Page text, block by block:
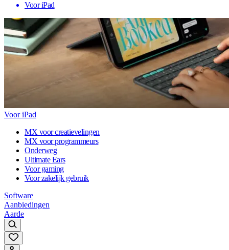
Voor iPad
Voor iPad
MX voor creatievelingen
MX voor programmeurs
Onderweg
Ultimate Ears
Voor gaming
Voor zakelijk gebruik
Software
Aanbiedingen
Aarde